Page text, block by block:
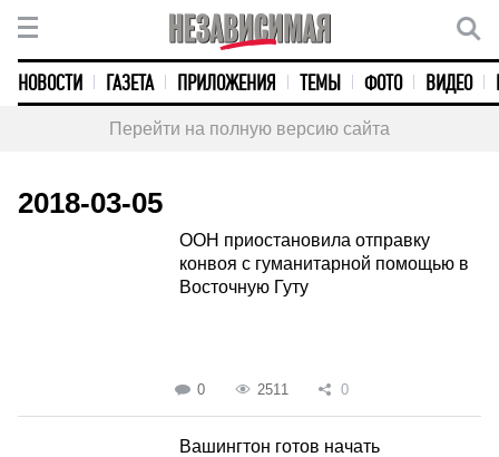
НОВОСТИ ГАЗЕТА ПРИЛОЖЕНИЯ ТЕМЫ ФОТО ВИДЕО
Перейти на полную версию сайта
2018-03-05
ООН приостановила отправку
конвоя с гуманитарной помощью в
Восточную Гуту
0 2511 0
Вашингтон готов начать